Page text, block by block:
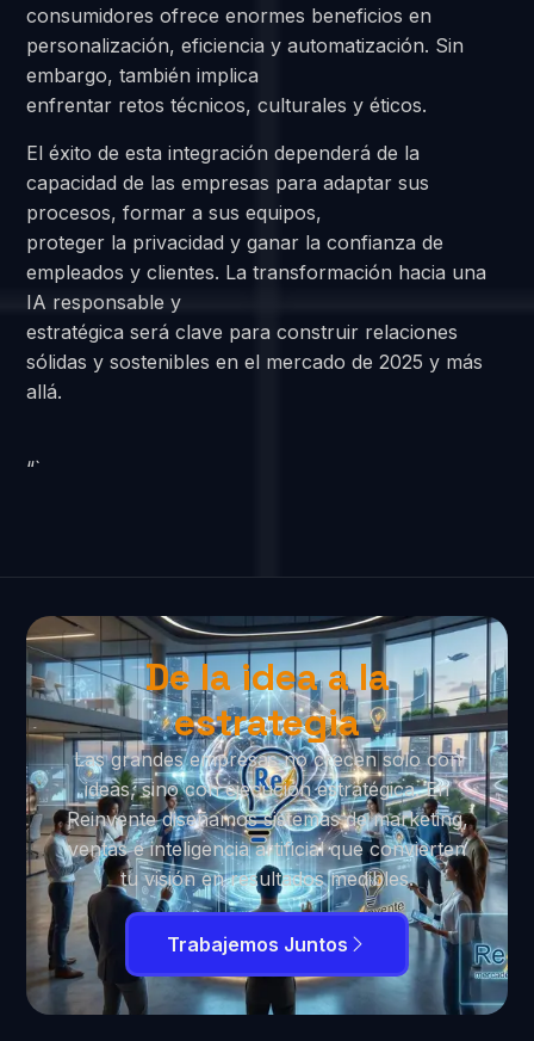
consumidores ofrece enormes beneficios en
personalización, eficiencia y automatización. Sin
embargo, también implica
enfrentar retos técnicos, culturales y éticos.
El éxito de esta integración dependerá de la
capacidad de las empresas para adaptar sus
procesos, formar a sus equipos,
proteger la privacidad y ganar la confianza de
empleados y clientes. La transformación hacia una
IA responsable y
estratégica será clave para construir relaciones
sólidas y sostenibles en el mercado de 2025 y más
allá.
“`
De la idea a la
estrategia
Las grandes empresas no crecen solo con
ideas, sino con ejecución estratégica. En
Reinvente diseñamos sistemas de marketing,
ventas e inteligencia artificial que convierten
tu visión en resultados medibles.
Trabajemos Juntos